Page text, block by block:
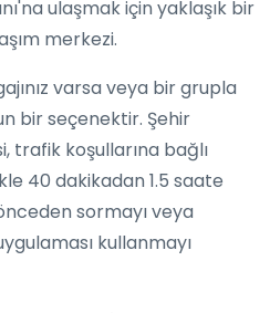
ulaşmak için yaklaşık bir
merkezi.
varsa veya bir grupla
bir seçenektir. Şehir
trafik koşullarına bağlı
40 dakikadan 1.5 saate
sormayı veya
kullanmayı